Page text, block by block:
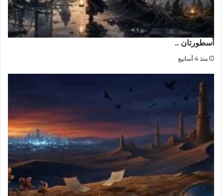
أسطورتان ..
منذ 4 أسابيع